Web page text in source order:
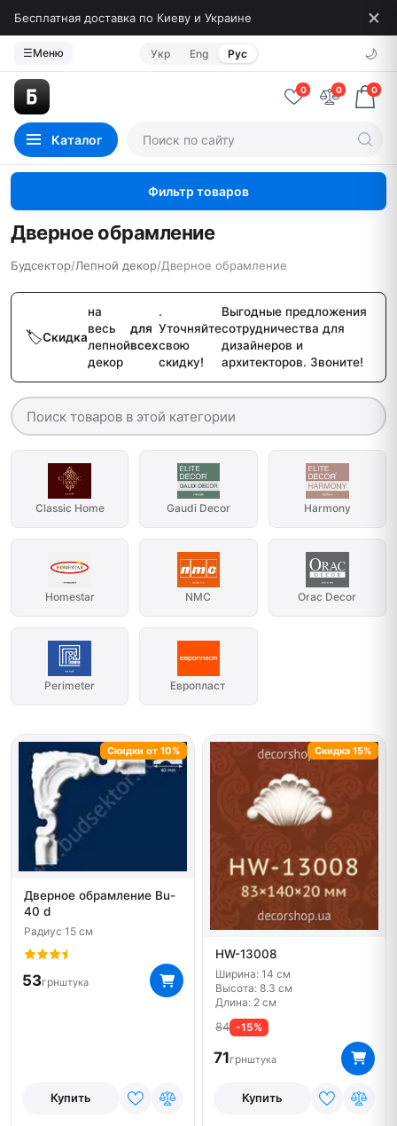
Бесплатная доставка по Киеву и Украине
☰Меню Укр Eng Рус 🌙
Каталог
0 0 0
Дверное обрамление
Будсектор/Лепной декор/Дверное обрамление
Скидка
на
весь
лепной
декор
для
всех
.
Уточняйте
свою
скидку!
Выгодные предложения
сотрудничества для
дизайнеров и
архитекторов. Звоните!
Classic Home Gaudi Decor Harmony
Homestar NMC Orac Decor
Perimeter Европласт
Дверное обрамление Bu-
40 d
Радиус 15 см
53грнштука
Купить
Скидки от 10%
HW-13008
Ширина: 14 см
Высота: 8.3 см
Длина: 2 см
84 -15%
71грнштука
Купить
Скидка 15%
Фильтр товаров